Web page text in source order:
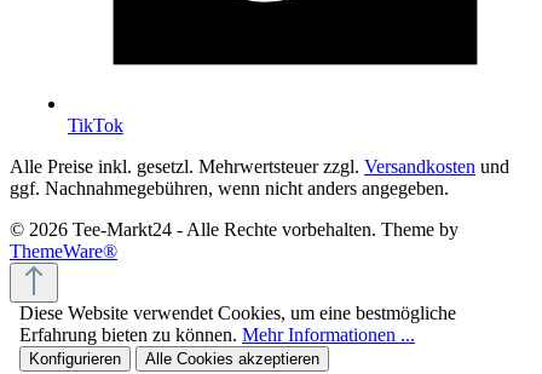
TikTok
Alle Preise inkl. gesetzl. Mehrwertsteuer zzgl. Versandkosten und
ggf. Nachnahmegebühren, wenn nicht anders angegeben.
© 2026 Tee-Markt24 - Alle Rechte vorbehalten. Theme by
ThemeWare®
Diese Website verwendet Cookies, um eine bestmögliche
Erfahrung bieten zu können. Mehr Informationen ...
Konfigurieren Alle Cookies akzeptieren